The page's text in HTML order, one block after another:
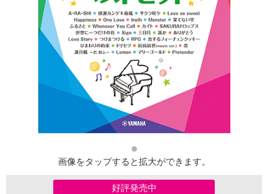
画像をタップすると拡大ができます。
好評発売中